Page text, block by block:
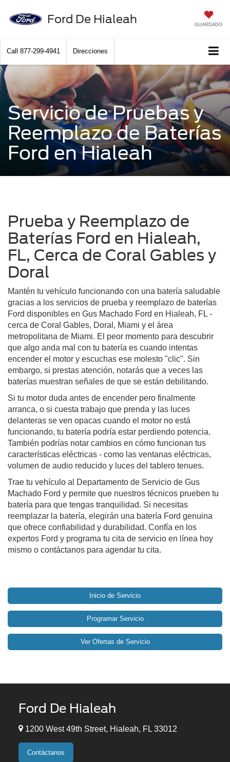
Ford De Hialeah GUARDADO
Call 877-299-4941 Direcciones
Servicio de Pruebas y
Reemplazo de Baterías
Ford en Hialeah
Prueba y Reemplazo de
Baterías Ford en Hialeah,
FL, Cerca de Coral Gables y
Doral
Mantén tu vehículo funcionando con una batería saludable
gracias a los servicios de prueba y reemplazo de baterías
Ford disponibles en Gus Machado Ford en Hialeah, FL -
cerca de Coral Gables, Doral, Miami y el área
metropolitana de Miami. El peor momento para descubrir
que algo anda mal con tu batería es cuando intentas
encender el motor y escuchas ese molesto "clic". Sin
embargo, si prestas atención, notarás que a veces las
baterías muestran señales de que se están debilitando.
Si tu motor duda antes de encender pero finalmente
arranca, o si cuesta trabajo que prenda y las luces
delanteras se ven opacas cuando el motor no está
funcionando, tu batería podría estar perdiendo potencia.
También podrías notar cambios en cómo funcionan tus
características eléctricas - como las ventanas eléctricas,
volumen de audio reducido y luces del tablero tenues.
Trae tu vehículo al Departamento de Servicio de Gus
Machado Ford y permite que nuestros técnicos prueben tu
batería para que tengas tranquilidad. Si necesitas
reemplazar la batería, elegirán una batería Ford genuina
que ofrece confiabilidad y durabilidad. Confía en los
expertos Ford y programa tu cita de servicio en línea hoy
mismo o contáctanos para agendar tu cita.
Inicio de Servicio
Programar Servicio
Ver Ofertas de Servicio
Ford De Hialeah
1200 West 49th Street, Hialeah, FL 33012
Contáctanos